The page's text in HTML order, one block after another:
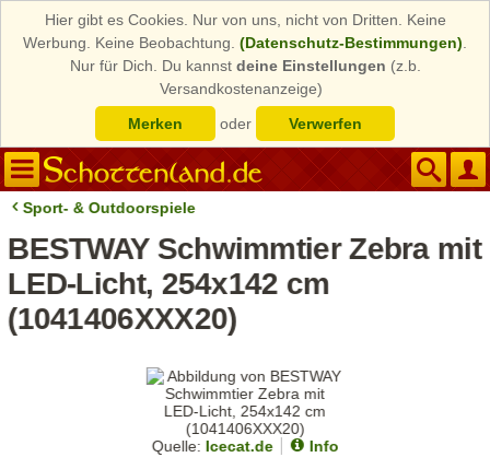
Hier gibt es Cookies. Nur von uns, nicht von Dritten. Keine
Werbung. Keine Beobachtung. (Datenschutz-Bestimmungen)
Nur für Dich. Du kannst deine Einstellungen (z.b.
Versandkostenanzeige)
Merken
oder Verwerfen
Sport- & Outdoorspiele
BESTWAY Schwimmtier Zebra mit
LED-Licht, 254x142 cm
(1041406XXX20)
Quelle: Icecat.de
Info